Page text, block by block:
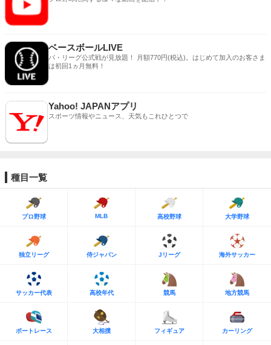
ベースボールLIVE
パ・リーグ公式戦が見放題！ 月額770円(税込)。はじめて加入のお客さま
は初回1ヵ月無料！
Yahoo! JAPANアプリ
スポーツ情報やニュース、天気もこれひとつで
種目一覧
プロ野球 MLB 高校野球 大学野球
独立リーグ 侍ジャパン Jリーグ 海外サッカー
サッカー代表 高校年代 競馬 地方競馬
ボートレース 大相撲 フィギュア カーリング